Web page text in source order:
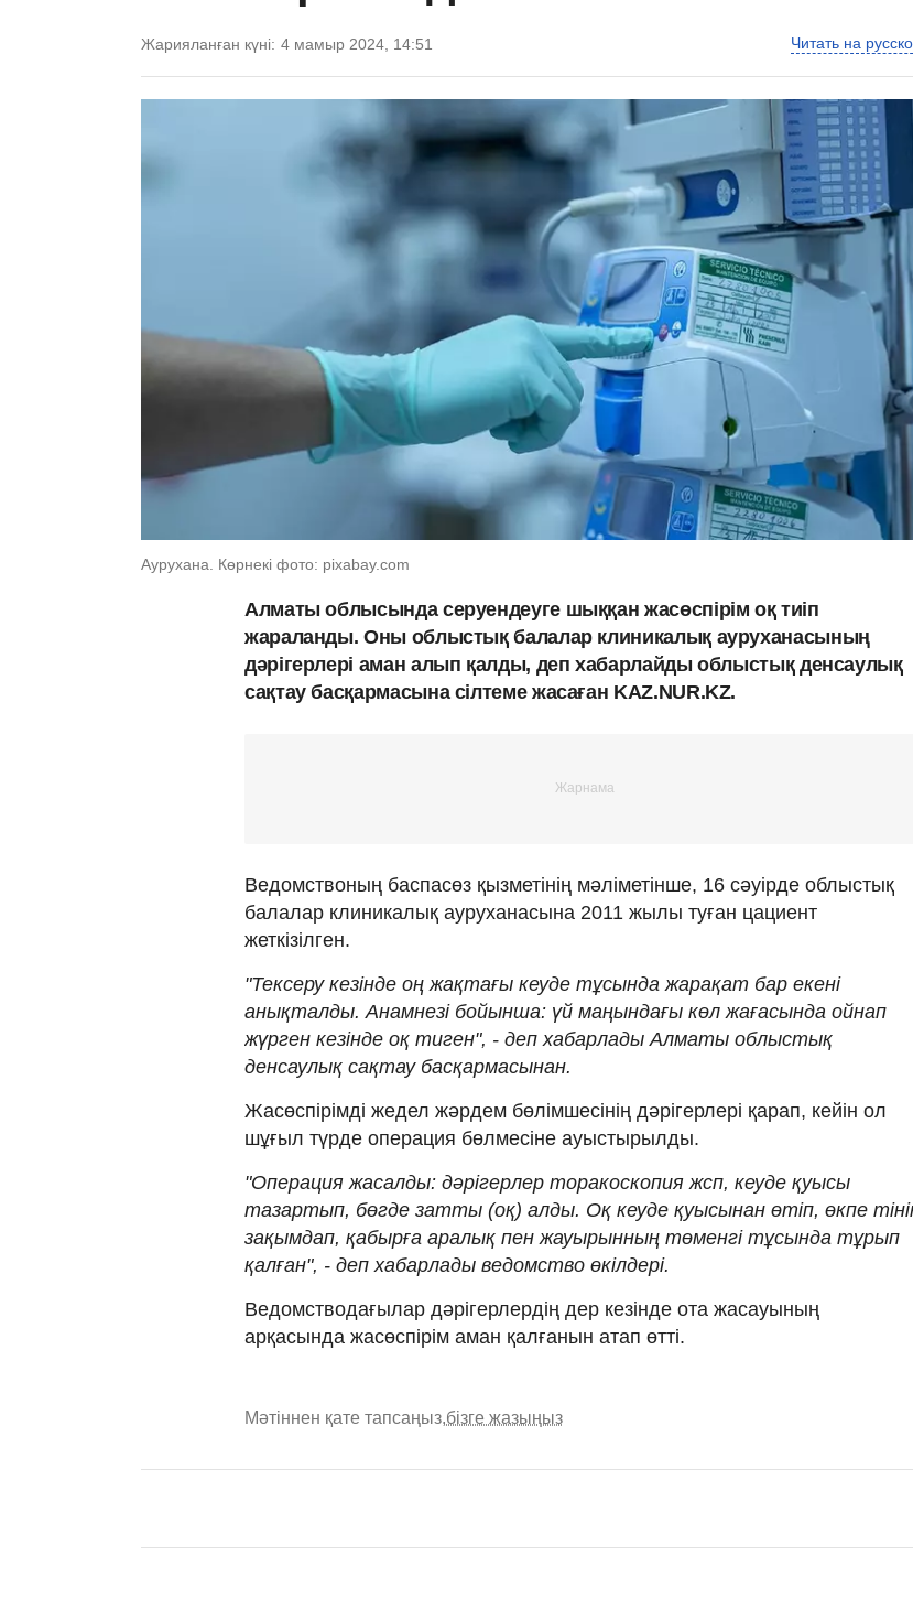
Жарияланған күні: 4 мамыр 2024, 14:51 Читать на
Аурухана. Көрнекі фото: pixabay.com
Алматы облысында серуендеуге шыққан жасөспірім оқ тиіп
жараланды. Оны облыстық балалар клиникалық ауруханасының
дәрігерлері аман алып қалды, деп хабарлайды облыстық денсаулық
сақтау басқармасына сілтеме жасаған KAZ.NUR.KZ.
Ведомствоның баспасөз қызметінің мәліметінше, 16 сәуірде облыстық
балалар клиникалық ауруханасына 2011 жылы туған цациент
жеткізілген.
"Тексеру кезінде оң жақтағы кеуде тұсында жарақат бар екені
анықталды. Анамнезі бойынша: үй маңындағы көл жағасында ойнап
жүрген кезінде оқ тиген", - деп хабарлады Алматы облыстық
денсаулық сақтау басқармасынан.
Жасөспірімді жедел жәрдем бөлімшесінің дәрігерлері қарап, кейін ол
шұғыл түрде операция бөлмесіне ауыстырылды.
"Операция жасалды: дәрігерлер торакоскопия жсп, кеуде қуысы
тазартып, бөгде затты (оқ) алды. Оқ кеуде қуысынан өтіп, өкпе
зақымдап, қабырға аралық пен жауырынның төменгі тұсында тұрып
қалған", - деп хабарлады ведомство өкілдері.
Ведомстводағылар дәрігерлердің дер кезінде ота жасауының
арқасында жасөспірім аман қалғанын атап өтті.
Мәтіннен қате тапсаңыз,бізге жазыңыз